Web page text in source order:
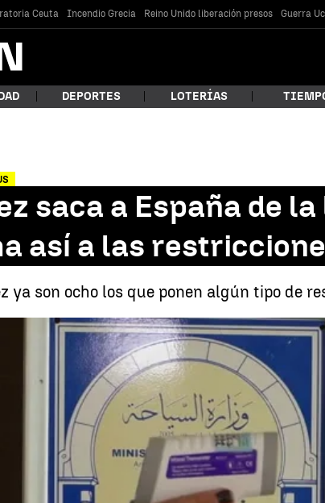
Ceuta Incendio Grecia Reino Unido liberación presos Guerra
¿Qué estás
Buscar
DEPORTES LOTERÍAS
saca a España de
así a las
ya son ocho los que ponen algún tipo de
Túnez saca a España